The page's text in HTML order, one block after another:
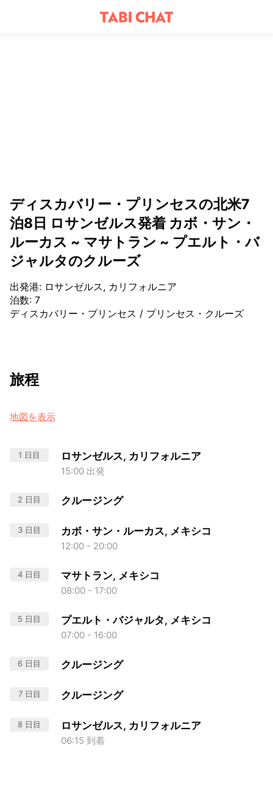
ディスカバリー・プリンセスの北米7
泊8日 ロサンゼルス発着 カボ・サン・
ルーカス ~ マサトラン ~ プエルト・バ
ジャルタのクルーズ
出発港: ロサンゼルス, カリフォルニア
泊数: 7
ディスカバリー・プリンセス / プリンセス・クルーズ
旅程
地図を表示
1 日目 ロサンゼルス, カリフォルニア
15:00 出発
2 日目 クルージング
3 日目 カボ・サン・ルーカス, メキシコ
12:00 - 20:00
4 日目 マサトラン, メキシコ
08:00 - 17:00
5 日目 プエルト・バジャルタ, メキシコ
07:00 - 16:00
6 日目 クルージング
7 日目 クルージング
8 日目 ロサンゼルス, カリフォルニア
06:15 到着